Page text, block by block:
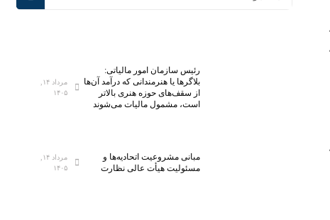
رئیس سازمان امور مالیاتی:
بلاگر‌ها یا هنرمندانی که درآمد آن‌ها
از سقف‌های حوزه هنری بالاتر
است، مشمول مالیات می‌شوند
۱۴۰۵
مبانی مشروعیت اتحادیه‌ها و
مسئولیت هیأت عالی نظارت
۱۴۰۵